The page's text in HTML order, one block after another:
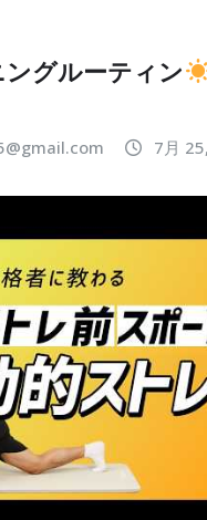
グルーティン
7月